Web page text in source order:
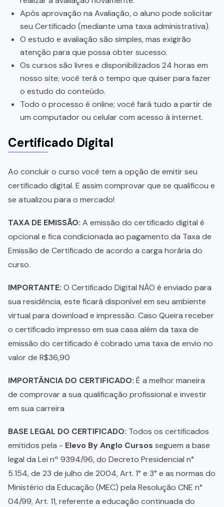
Após aprovação na Avaliação, o aluno pode solicitar
seu Certificado (mediante uma taxa administrativa).
O estudo e avaliação são simples, mas exigirão
atenção para que possa obter sucesso.
Os cursos são livres e disponibilizados 24 horas em
nosso site; você terá o tempo que quiser para fazer
o estudo do conteúdo.
Todo o processo é online; você fará tudo a partir de
um computador ou celular com acesso à internet.
Certificado Digital
Ao concluir o curso você tem a opção de emitir seu
certificado digital. E assim comprovar que se qualificou e
se atualizou para o mercado!
TAXA DE EMISSÃO: A emissão do certificado digital é
opcional e fica condicionada ao pagamento da Taxa de
Emissão de Certificado de acordo a carga horária do
curso.
IMPORTANTE: O Certificado Digital NÃO é enviado para
sua residência, este ficará disponível em seu ambiente
virtual para download e impressão. Caso Queira receber
o certificado impresso em sua casa além da taxa de
emissão do certificado é cobrado uma taxa de envio no
valor de R$36,90
IMPORTÂNCIA DO CERTIFICADO: É a melhor maneira
de comprovar a sua qualificação profissional e investir
em sua carreira
BASE LEGAL DO CERTIFICADO: Todos os certificados
emitidos pela - Elevo By Anglo Cursos seguem a base
legal da Lei nº 9394/96, do Decreto Presidencial n°
5.154, de 23 de julho de 2004, Art. 1° e 3° e as normas do
Ministério da Educação (MEC) pela Resolução CNE n°
04/99, Art. 11, referente a educação continuada do